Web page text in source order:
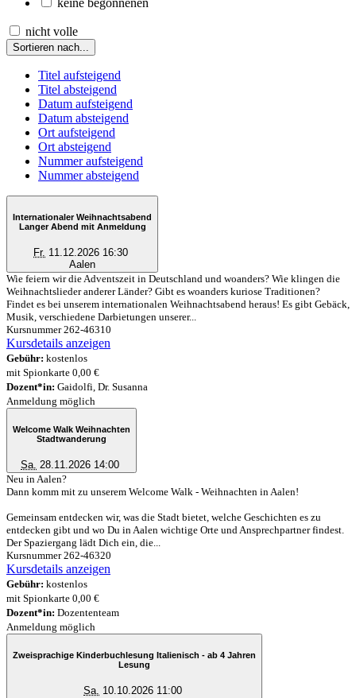
nicht volle
Sortieren nach...
Titel aufsteigend
Titel absteigend
Datum aufsteigend
Datum absteigend
Ort aufsteigend
Ort absteigend
Nummer aufsteigend
Nummer absteigend
Internationaler Weihnachtsabend
Langer Abend mit Anmeldung
Fr. 11.12.2026 16:30
Aalen
Wie feiern wir die Adventszeit in Deutschland und woanders? Wie klingen die
Weihnachtslieder anderer Länder? Gibt es woanders kuriose Traditionen?
Findet es bei unserem internationalen Weihnachtsabend heraus! Es gibt Gebäck,
Musik, verschiedene Darbietungen unserer...
Kursnummer 262-46310
Kursdetails anzeigen
Gebühr: kostenlos
mit Spionkarte 0,00 €
Dozent*in: Gaidolfi, Dr. Susanna
Anmeldung möglich
Welcome Walk Weihnachten
Stadtwanderung
Sa. 28.11.2026 14:00
Neu in Aalen?
Dann komm mit zu unserem Welcome Walk - Weihnachten in Aalen!
Gemeinsam entdecken wir, was die Stadt bietet, welche Geschichten es zu
entdecken gibt und wo Du in Aalen wichtige Orte und Ansprechpartner findest.
Der Spaziergang lädt Dich ein, die...
Kursnummer 262-46320
Kursdetails anzeigen
Gebühr: kostenlos
mit Spionkarte 0,00 €
Dozent*in: Dozententeam
Anmeldung möglich
Zweisprachige Kinderbuchlesung Italienisch - ab 4 Jahren
Lesung
Sa. 10.10.2026 11:00